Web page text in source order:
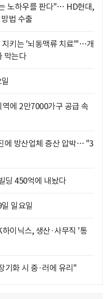
노하우를 판다"… HD현대,
법 수출
키는 '뇌동맥류 치료'"…개
막는다
에 2만7000가구 공급 속
에 방산업체 증산 압박… "3
딩 450억에 내놨다
일요일
이닉스, 생산·사무직 '통
화 시 중·러에 유리"